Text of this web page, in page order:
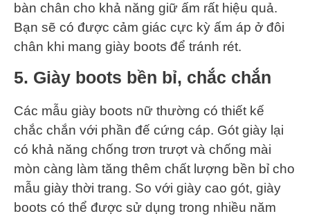
bàn chân cho khả năng giữ ấm rất hiệu quả.
Bạn sẽ có được cảm giác cực kỳ ấm áp ở đôi
chân khi mang giày boots để tránh rét.
5. Giày boots bền bỉ, chắc chắn
Các mẫu giày boots nữ thường có thiết kế
chắc chắn với phần đế cứng cáp. Gót giày lại
có khả năng chống trơn trượt và chống mài
mòn càng làm tăng thêm chất lượng bền bỉ cho
mẫu giày thời trang. So với giày cao gót, giày
boots có thể được sử dụng trong nhiều năm